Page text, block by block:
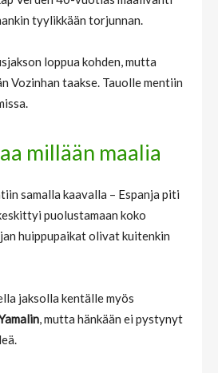
tyylikkään torjunnan.
loppua kohden, mutta
Vozinhan taakse. Tauolle mentiin
millään maalia
samalla kaavalla – Espanja piti
puolustamaan koko
huippupaikat olivat kuitenkin
jaksolla kentälle myös
, mutta hänkään ei pystynyt